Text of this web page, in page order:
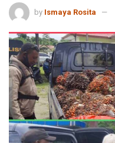
by Ismaya Rosita